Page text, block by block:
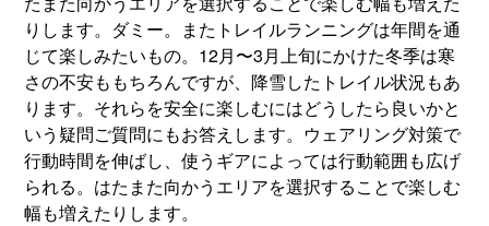
りします。ダミー。またトレイルランニングは年間を通
じて楽しみたいもの。12月〜3月上旬にかけた冬季は寒
さの不安ももちろんですが、降雪したトレイル状況もあ
ります。それらを安全に楽しむにはどうしたら良いかと
いう疑問ご質問にもお答えします。ウェアリング対策で
行動時間を伸ばし、使うギアによっては行動範囲も広げ
られる。はたまた向かうエリアを選択することで楽しむ
幅も増えたりします。